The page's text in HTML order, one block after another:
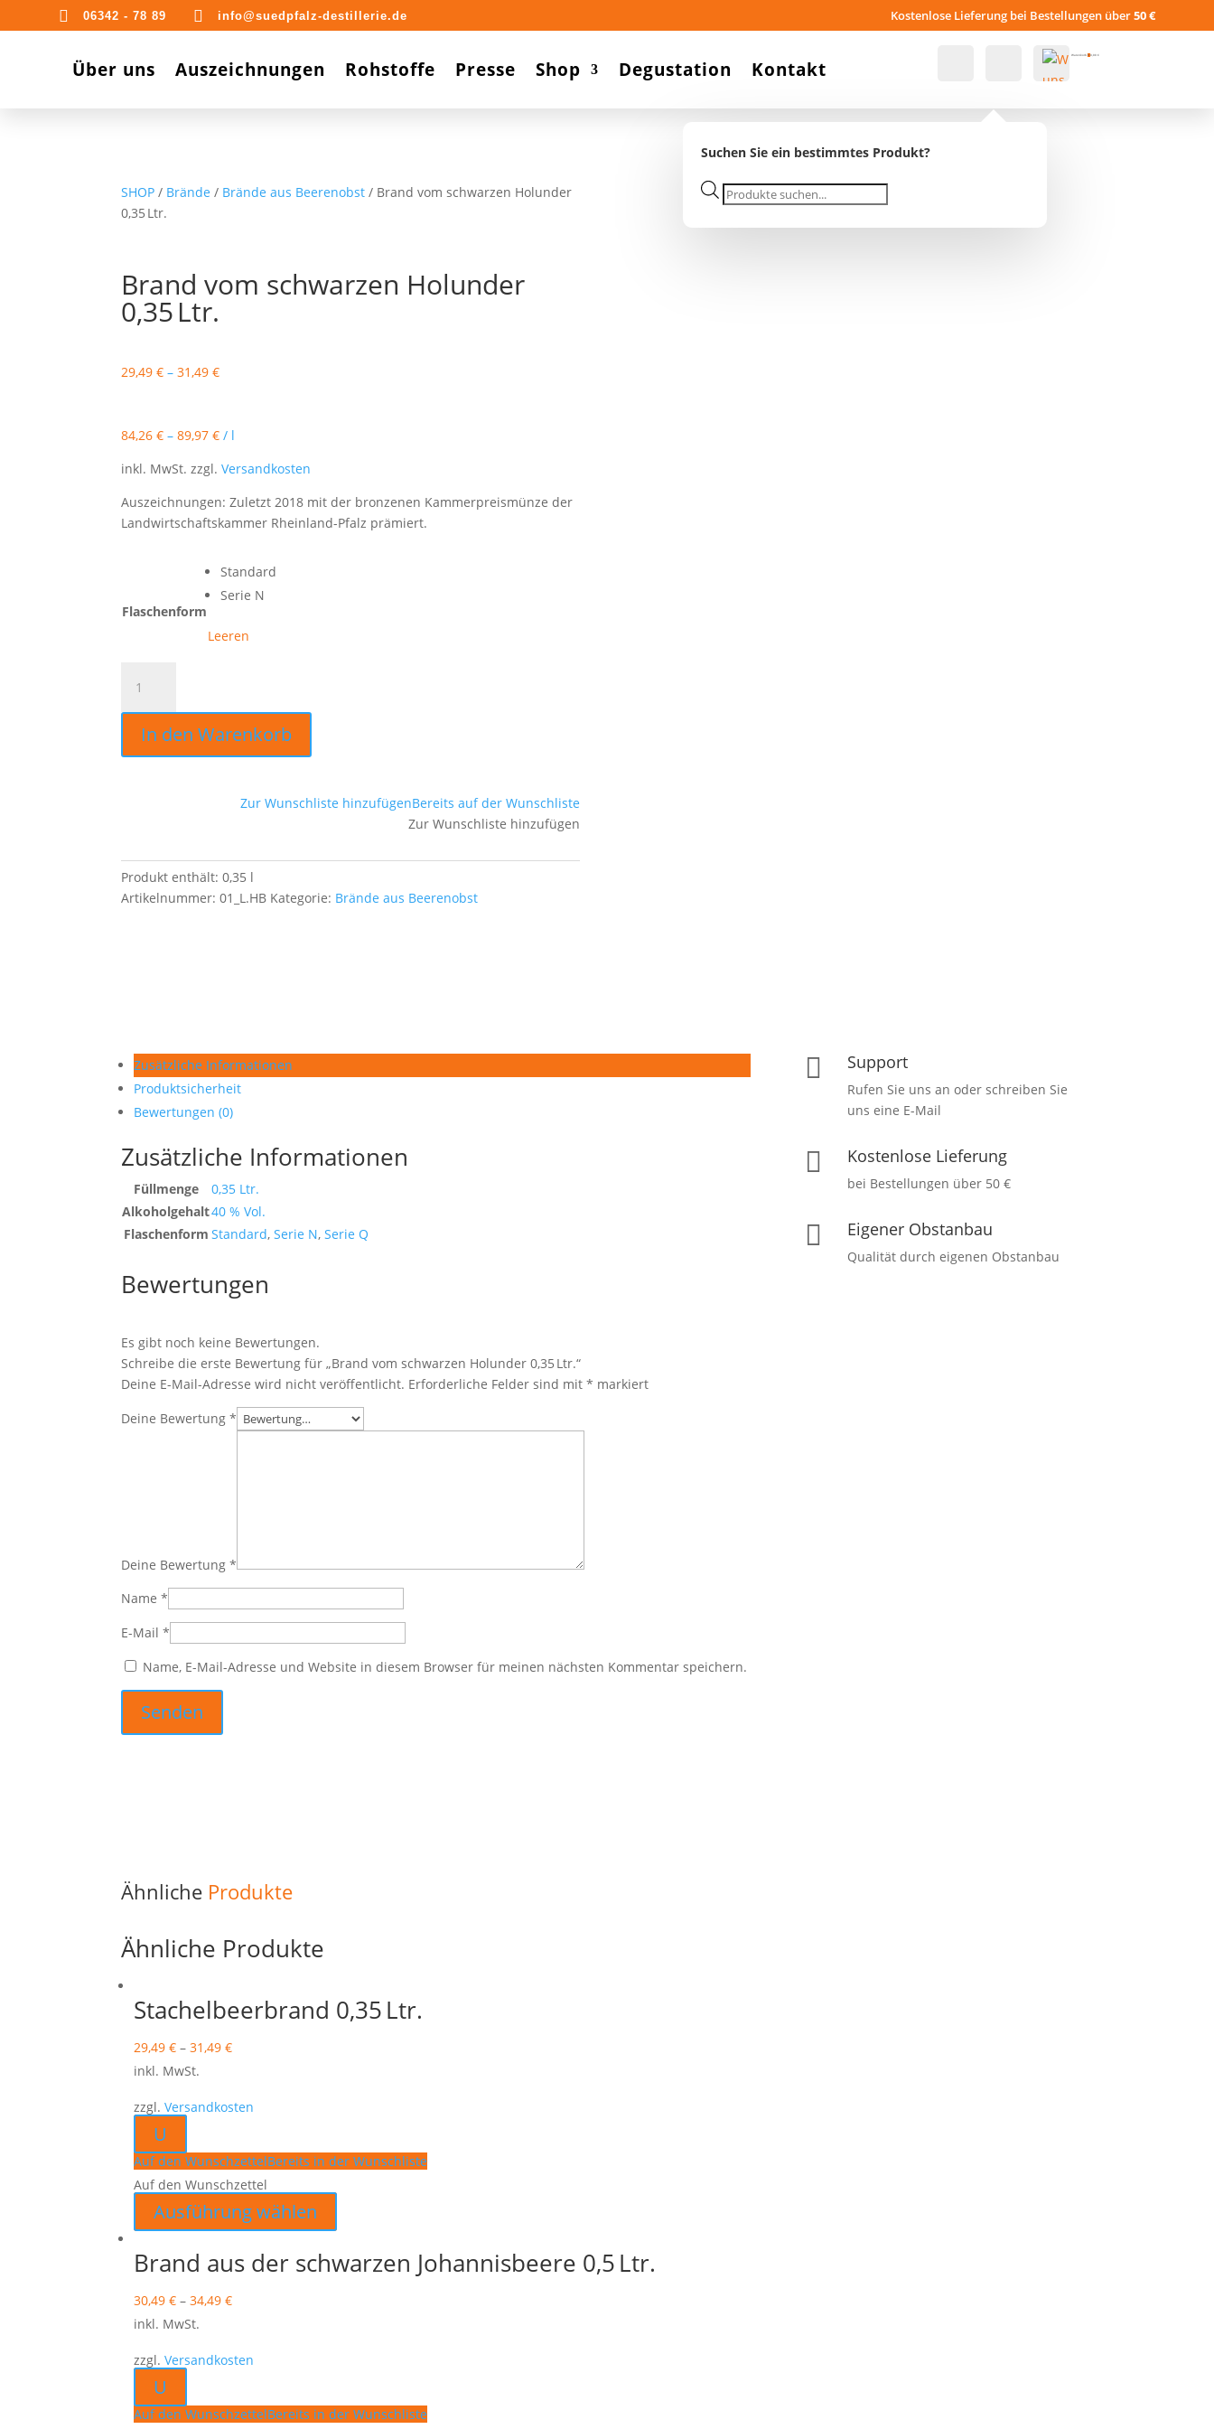
 06342 - 78 89  info@suedpfalz-destillerie.de Kostenlose Lieferung bei Bestellungen über50 €
Über uns Auszeichnungen Rohstoffe Presse Shop Degustation Kontakt Suche Warenkorb 0 0,00 €
Suchen Sie ein bestimmtes Produkt?
Products
search
SHOP / Brände / Brände aus Beerenobst / Brand vom schwarzen Holunder
0,35 Ltr.
Brand vom schwarzen Holunder
0,35 Ltr.
29,49€ –31,49€
84,26€ –89,97€ / l
inkl. MwSt. zzgl.Versandkosten
Auszeichnungen: Zuletzt 2018 mit der bronzenen Kammerpreismünze der
Landwirtschaftskammer Rheinland-Pfalz prämiert.
Flaschenform
Standard
Serie N
Leeren
vom
schwarzen
Holunder
0,35 Ltr.
In den Warenkorb
Zur Wunschliste hinzufügenBereits auf der Wunschliste
Zur Wunschliste hinzufügen
Produkt enthält: 0,35 l
Artikelnummer:01_L.HB Kategorie: Brände aus Beerenobst
Zusätzliche Informationen
Produktsicherheit
Bewertungen (0)
Zusätzliche Informationen
Füllmenge
0,35 Ltr.
Alkoholgehalt40 % Vol.
Flaschenform Standard,Serie N,Serie Q
Bewertungen
Es gibt noch keine Bewertungen.
Schreibe die erste Bewertung für „Brand vom schwarzen Holunder 0,35 Ltr.“
Deine E-Mail-Adresse wird nicht veröffentlicht. Erforderliche Felder sind mit* markiert
Deine Bewertung*
Deine Bewertung*
Name*
E-Mail*
Name, E-Mail-Adresse und Website in diesem Browser für meinen nächsten Kommentar speichern.
 Support
Rufen Sie uns an oder schreiben Sie
uns eine E-Mail
 Kostenlose Lieferung
bei Bestellungen über 50 €
 Eigener Obstanbau
Qualität durch eigenen Obstanbau
Ähnliche Produkte
Ähnliche Produkte
Stachelbeerbrand 0,35 Ltr.
29,49€ –31,49€
inkl. MwSt.
zzgl.Versandkosten
U
Auf den WunschzettelBereits in der Wunschliste
Auf den Wunschzettel
Ausführung wählen
Produkt
auf
Brand aus der schwarzen Johannisbeere 0,5 Ltr.
30,49€ –34,49€
inkl. MwSt.
zzgl.Versandkosten
U
Auf den WunschzettelBereits in der Wunschliste